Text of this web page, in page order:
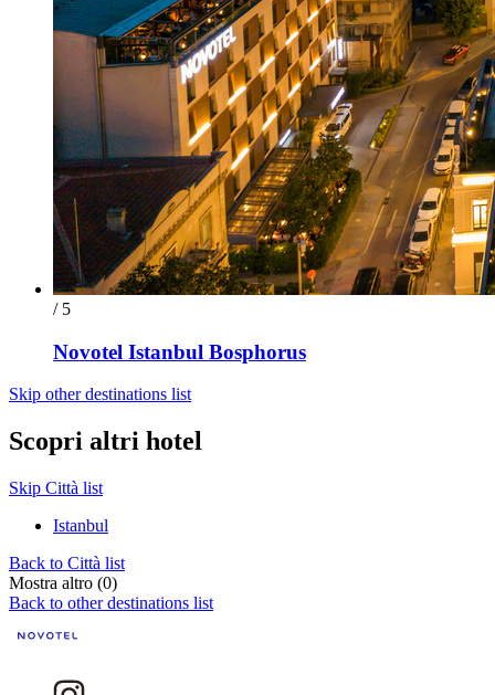
/ 5
Novotel Istanbul Bosphorus
Skip other destinations list
Scopri altri hotel
Skip Città list
Istanbul
Back to Città list
Mostra altro (0)
Back to other destinations list